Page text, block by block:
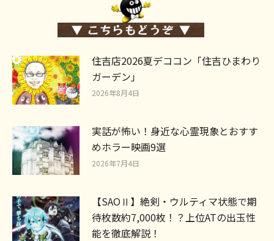
住吉店2026夏デココン「住吉ひまわり
ガーデン」
2026年8月4日
実話が怖い！身近な心霊現象とおすす
めホラー映画9選
2026年7月4日
【SAOⅡ】絶剣・ウルティマ状態で期
待枚数約7,000枚！？上位ATの出玉性
能を徹底解説！